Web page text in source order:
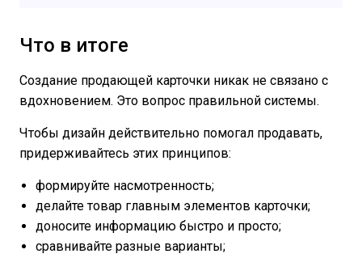
Что в итоге
Создание продающей карточки никак не связано с
вдохновением. Это вопрос правильной системы.
Чтобы дизайн действительно помогал продавать,
придерживайтесь этих принципов:
формируйте насмотренность;
делайте товар главным элементов карточки;
доносите информацию быстро и просто;
сравнивайте разные варианты;